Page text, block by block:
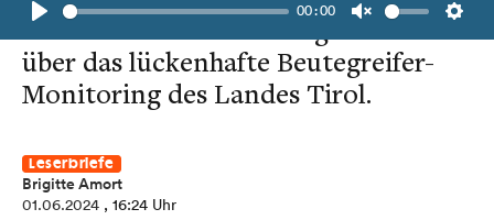
Play
00:00
Unmute
Ein offener Brief von Brigitte Amort
über das lückenhafte Beutegreifer-
Monitoring des Landes Tirol.
Leserbriefe
Brigitte Amort
01.06.2024 , 16:24 Uhr